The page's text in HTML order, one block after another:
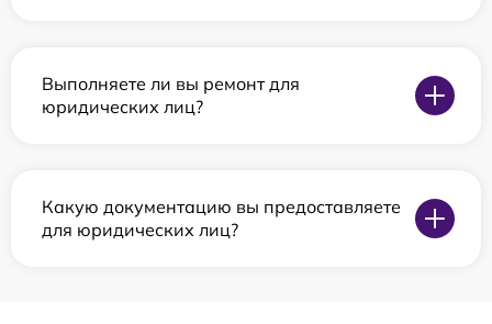
Выполняете ли вы ремонт для
юридических лиц?
Какую документацию вы предоставляете
для юридических лиц?